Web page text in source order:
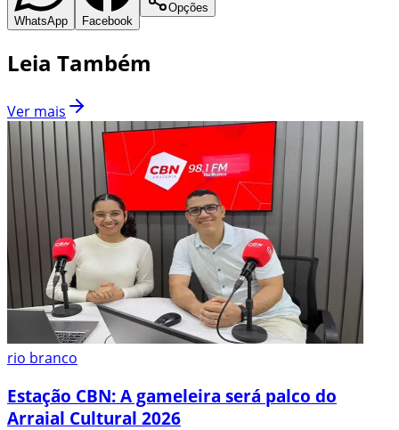
WhatsApp Facebook
Opções
Leia Também
Ver mais
rio branco
Estação CBN: A gameleira será palco do
Arraial Cultural 2026